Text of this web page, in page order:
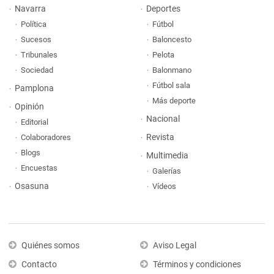
Navarra
Política
Sucesos
Tribunales
Sociedad
Pamplona
Opinión
Editorial
Colaboradores
Blogs
Encuestas
Osasuna
Deportes
Fútbol
Baloncesto
Pelota
Balonmano
Fútbol sala
Más deporte
Nacional
Revista
Multimedia
Galerías
Vídeos
Quiénes somos
Contacto
Aviso Legal
Términos y condiciones